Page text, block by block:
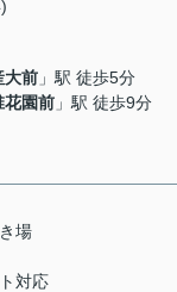
大前 」駅 徒歩5分
花園前 」駅 徒歩9分
場
対応